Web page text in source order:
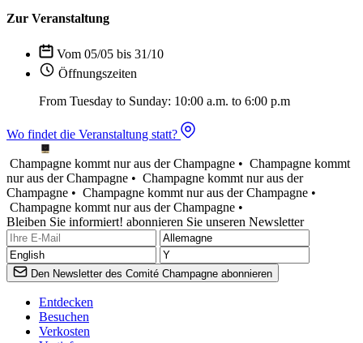
Zur Veranstaltung
Vom 05/05 bis 31/10
Öffnungszeiten
From Tuesday to Sunday: 10:00 a.m. to 6:00 p.m
Wo findet die Veranstaltung statt?
Champagne kommt nur aus der Champagne • Champagne kommt
nur aus der Champagne • Champagne kommt nur aus der
Champagne • Champagne kommt nur aus der Champagne •
Champagne kommt nur aus der Champagne •
Bleiben Sie informiert! abonnieren Sie unseren Newsletter
Den Newsletter des Comité Champagne abonnieren
Entdecken
Besuchen
Verkosten